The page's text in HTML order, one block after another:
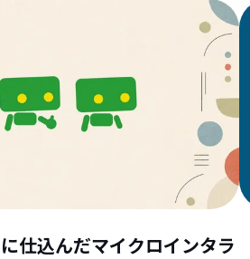
仕込んだマイクロインタラ